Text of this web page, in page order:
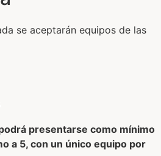
se aceptarán equipos de las
presentarse como mínimo
a 5, con un único equipo por